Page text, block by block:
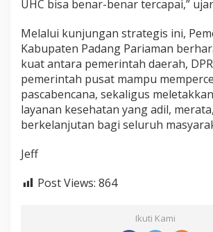
UHC bisa benar-benar tercapai,”
Melalui kunjungan strategis ini,
Kabupaten Padang Pariaman
kuat antara pemerintah daerah,
pemerintah pusat mampu
pascabencana, sekaligus
layanan kesehatan yang adil,
berkelanjutan bagi seluruh
Jeff
Post Views: 864
Ikuti Kami